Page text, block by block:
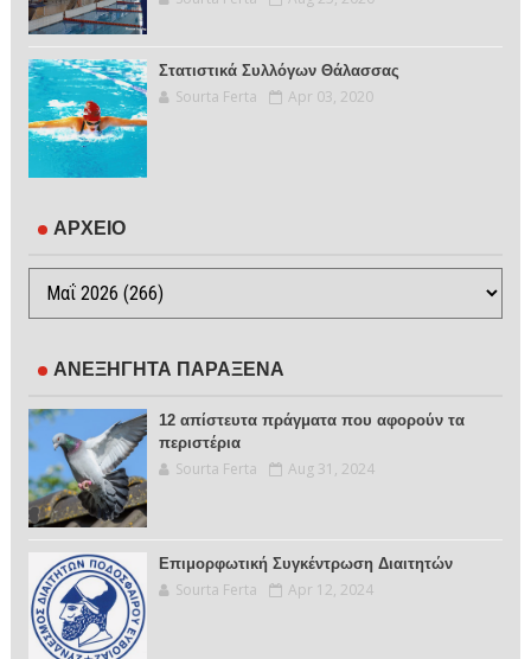
Στατιστικά Συλλόγων Θάλασσας
Sourta Ferta Apr 03, 2020
ΑΡΧΕΙΟ
ΑΝΕΞΗΓΗΤΑ ΠΑΡΑΞΕΝΑ
12 απίστευτα πράγματα που αφορούν τα
περιστέρια
Sourta Ferta Aug 31, 2024
Επιμορφωτική Συγκέντρωση Διαιτητών
Sourta Ferta Apr 12, 2024